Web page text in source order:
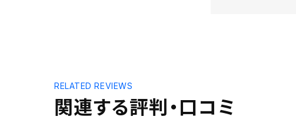
関連する評判・口コミ
RELATED REVIEWS